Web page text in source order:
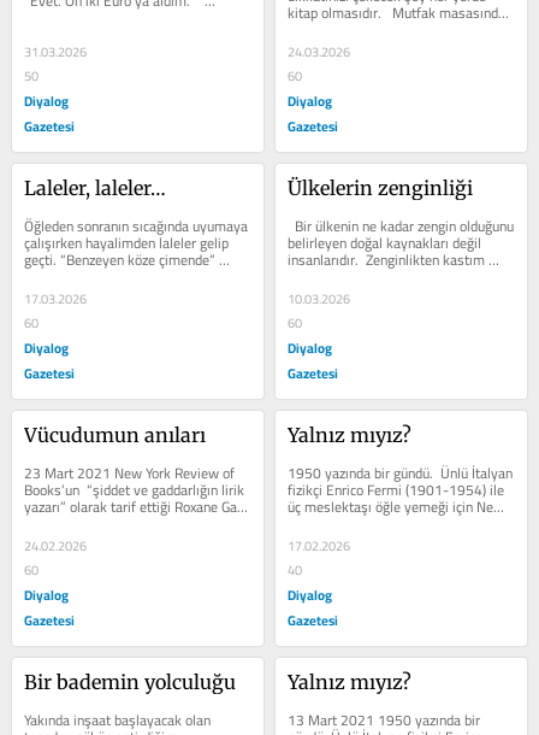
31.03.2026
50
Diyalog
Gazetesi
kitap olmasıdır.   Mutfak masasında,
merdivenlerde, koltuklarda,...
24.03.2026
60
Diyalog
Gazetesi
Laleler, laleler…
Öğleden sonranın sıcağında uyumaya
çalışırken hayalimden laleler gelip
geçti. “Benzeyen köze çimende”
Kıbrıs laleleri. Benzeyen...
17.03.2026
60
Diyalog
Gazetesi
Ülkelerin zenginliği
Bir ülkenin ne kadar zengin olduğunu
belirleyen doğal kaynakları değil
insanlarıdır.  Zenginlikten kastım
sadece para değildir. ...
10.03.2026
60
Diyalog
Gazetesi
Vücudumun anıları
23 Mart 2021 New York Review of
Books’un  “şiddet ve gaddarlığın lirik
yazarı” olarak tarif ettiği Roxane Gay
biseksüeldir.  Boyu...
24.02.2026
60
Diyalog
Gazetesi
Yalnız mıyız?
1950 yazında bir gündü.  Ünlü İtalyan
fizikçi Enrico Fermi (1901-1954) ile
üç meslektaşı öğle yemeği için New
Mexico’daki Los Alamos...
17.02.2026
40
Diyalog
Gazetesi
Bir bademin yolculuğu
Yakında inşaat başlayacak olan
Yalnız mıyız?
13 Mart 2021 1950 yazında bir